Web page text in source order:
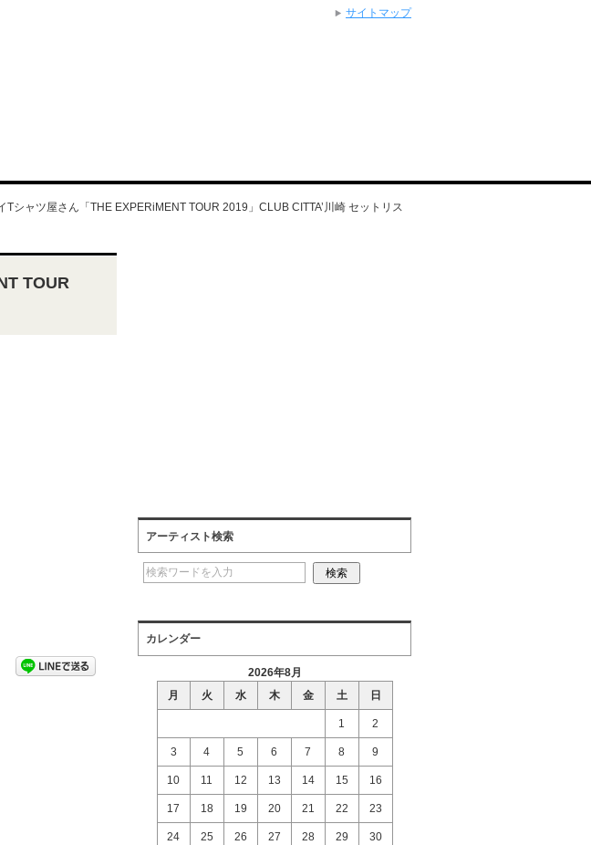
シャツ屋さん「THE EXPERiMENT TOUR 2019」CLUB CITTA’川崎 セットリス
TOUR
アーティスト検索
カレンダー
2026年8月
月
火 水 木 金 土 日
1 2
3 4 5 6 7 8 9
10 11 12 13 14 15 16
17 18 19 20 21 22 23
24 25 26 27 28 29 30
サイトマップ